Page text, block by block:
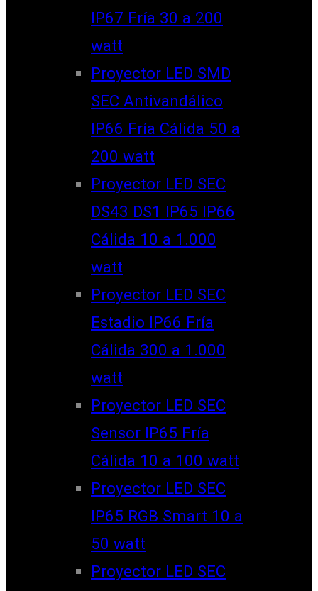
IP67 Fría 30 a 200
watt
Proyector LED SMD
SEC Antivandálico
IP66 Fría Cálida 50 a
200 watt
Proyector LED SEC
DS43 DS1 IP65 IP66
Cálida 10 a 1.000
watt
Proyector LED SEC
Estadio IP66 Fría
Cálida 300 a 1.000
watt
Proyector LED SEC
Sensor IP65 Fría
Cálida 10 a 100 watt
Proyector LED SEC
IP65 RGB Smart 10 a
50 watt
Proyector LED SEC